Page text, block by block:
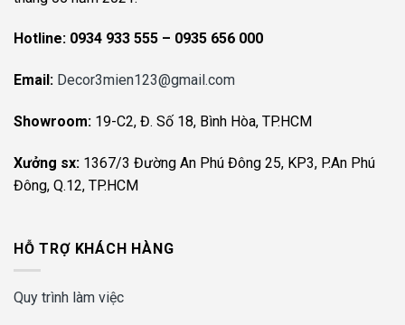
Hotline: 0934 933 555 – 0935 656 000
Email: Decor3mien123@gmail.com
Showroom: 19-C2, Đ. Số 18, Bình Hòa, TP.HCM
Xưởng sx: 1367/3 Đường An Phú Đông 25, KP3, P.An Phú
Đông, Q.12, TP.HCM
HỖ TRỢ KHÁCH HÀNG
Quy trình làm việc